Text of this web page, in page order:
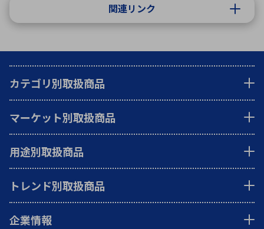
関連リンク
カテゴリ別取扱商品
マーケット別取扱商品
用途別取扱商品
トレンド別取扱商品
企業情報